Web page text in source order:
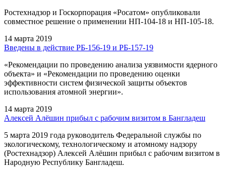
Ростехнадзор и Госкорпорация «Росатом» опубликовали
совместное решение о применении НП-104-18 и НП-105-18.
14 марта 2019
Введены в действие РБ-156-19 и РБ-157-19
«Рекомендации по проведению анализа уязвимости ядерного
объекта» и «Рекомендации по проведению оценки
эффективности систем физической защиты объектов
использования атомной энергии».
14 марта 2019
Алексей Алёшин прибыл с рабочим визитом в Бангладеш
5 марта 2019 года руководитель Федеральной службы по
экологическому, технологическому и атомному надзору
(Ростехнадзор) Алексей Алёшин прибыл с рабочим визитом в
Народную Республику Бангладеш.